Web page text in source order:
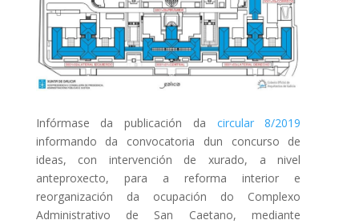
Infórmase da publicación da circular 8/2019
informando da convocatoria dun concurso de
ideas, con intervención de xurado, a nivel
anteproxecto, para a reforma interior e
reorganización da ocupación do Complexo
Administrativo de San Caetano, mediante